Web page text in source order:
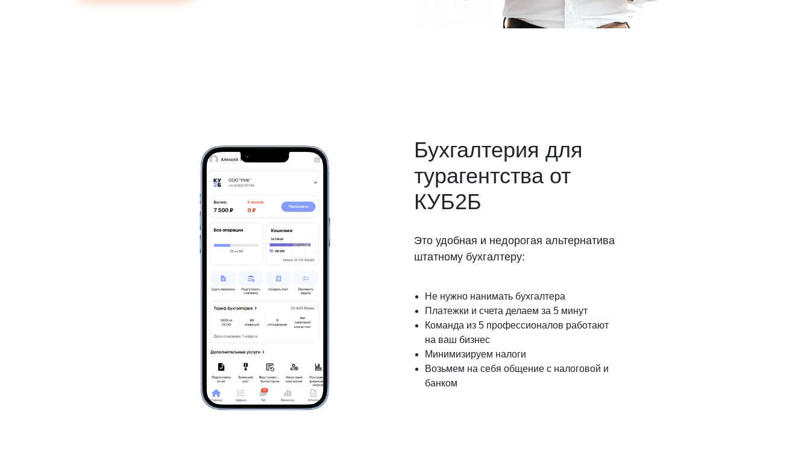
Бухгалтерия для
турагентства от
КУБ2Б
Это удобная и недорогая альтернатива
штатному бухгалтеру:
Не нужно нанимать бухгалтера
Платежки и счета делаем за 5 минут
Команда из 5 профессионалов работают
на ваш бизнес
Минимизируем налоги
Возьмем на себя общение с налоговой и
банком